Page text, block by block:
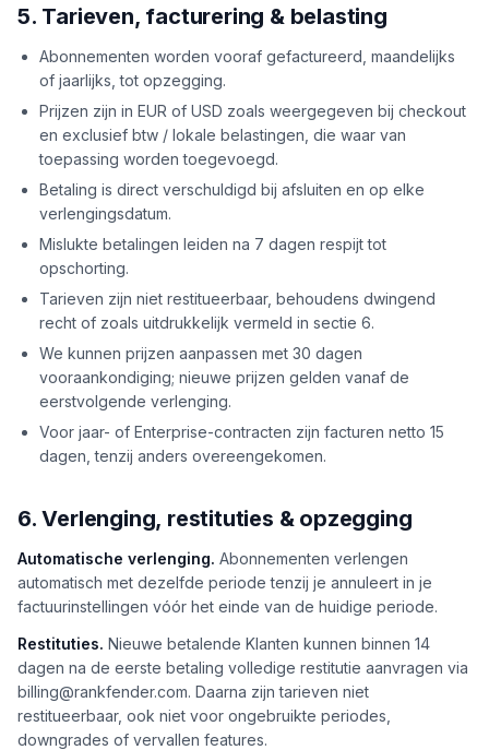
5. Tarieven, facturering & belasting
Abonnementen worden vooraf gefactureerd, maandelijks
of jaarlijks, tot opzegging.
Prijzen zijn in EUR of USD zoals weergegeven bij checkout
en exclusief btw / lokale belastingen, die waar van
toepassing worden toegevoegd.
Betaling is direct verschuldigd bij afsluiten en op elke
verlengingsdatum.
Mislukte betalingen leiden na 7 dagen respijt tot
opschorting.
Tarieven zijn niet restitueerbaar, behoudens dwingend
recht of zoals uitdrukkelijk vermeld in sectie 6.
We kunnen prijzen aanpassen met 30 dagen
vooraankondiging; nieuwe prijzen gelden vanaf de
eerstvolgende verlenging.
Voor jaar- of Enterprise-contracten zijn facturen netto 15
dagen, tenzij anders overeengekomen.
6. Verlenging, restituties & opzegging
Automatische verlenging. Abonnementen verlengen
automatisch met dezelfde periode tenzij je annuleert in je
factuurinstellingen vóór het einde van de huidige periode.
Restituties. Nieuwe betalende Klanten kunnen binnen 14
dagen na de eerste betaling volledige restitutie aanvragen via
billing@rankfender.com. Daarna zijn tarieven niet
restitueerbaar, ook niet voor ongebruikte periodes,
downgrades of vervallen features.